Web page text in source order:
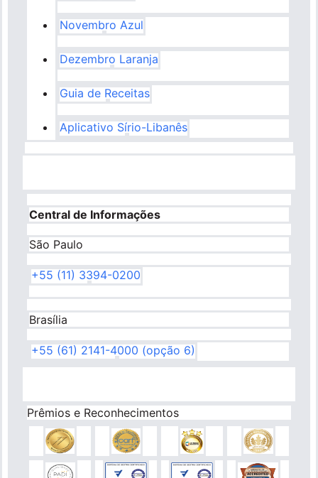
Novembro Azul
Dezembro Laranja
Guia de Receitas
Aplicativo Sírio-Libanês
Central de Informações
São Paulo
+55 (11) 3394-0200
Brasília
+55 (61) 2141-4000 (opção 6)
Prêmios e Reconhecimentos